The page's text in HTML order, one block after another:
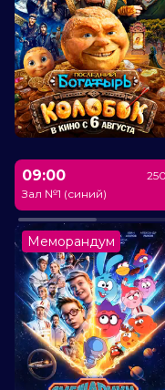
09:00
Зал №1 (синий)
Меморандум